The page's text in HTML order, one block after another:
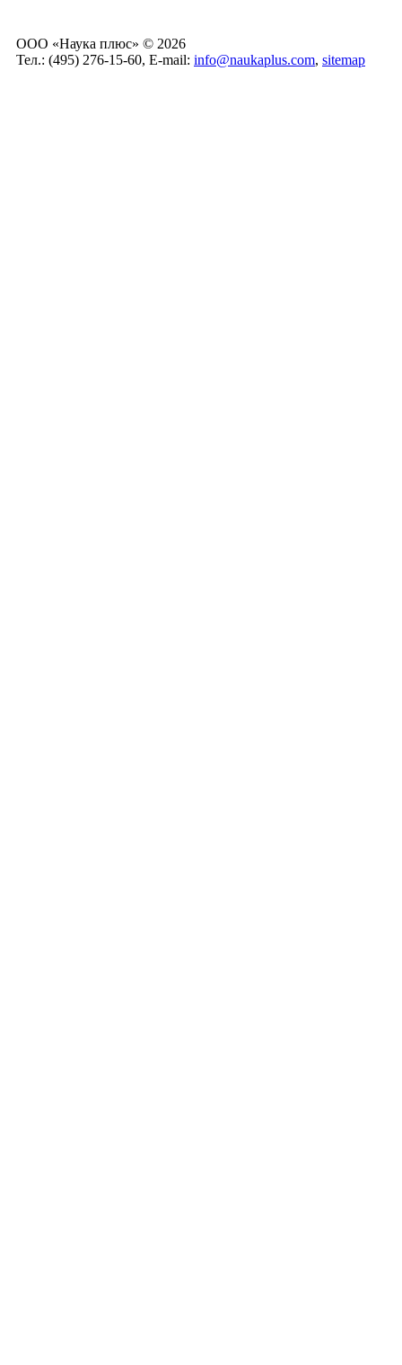
ООО «Наука плюс» © 2026
Тел.: (495) 276-15-60, E-mail: info@naukaplus.com, sitemap